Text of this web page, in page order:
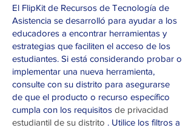
El FlipKit de Recursos de Tecnología de
Asistencia se desarrolló para ayudar a los
educadores a encontrar herramientas y
estrategias que faciliten el acceso de los
estudiantes. Si está considerando probar o
implementar una nueva herramienta,
consulte con su distrito para asegurarse
de que el producto o recurso específico
cumpla con los requisitos de privacidad
estudiantil de su distrito . Utilice los filtros a